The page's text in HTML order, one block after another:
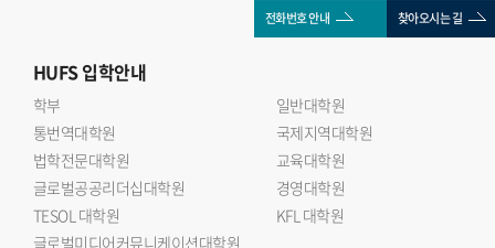
국제관계연구회 이승우 회장(인도어 23)은 자본과 금융의
흐름은 국제관계 연구에서 빼놓을 수 없는 중요한 주제 라며
이번 세미나를 통해 학회원들이 대체투자 산업에 대한 이해를
넓히고 보다 다차원적인 분석 역량을 기를 수 있는 계기가
되었다 고 소감을 밝혔다.
전화번호 안내 찾아오시는 길
HUFS입학안내
학부
일반대학원
통번역대학원
국제지역대학원
법학전문대학원
교육대학원
글로벌공공리더십대학원
경영대학원
TESOL 대학원
KFL 대학원
글로벌미디어커뮤니케이션대학원